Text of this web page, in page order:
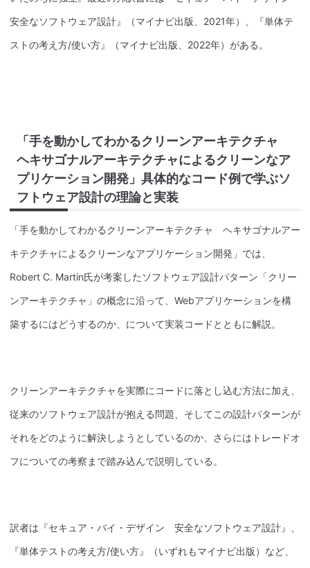
安全なソフトウェア設計』（マイナビ出版、2021年）、『単体テ
ストの考え方/使い方』（マイナビ出版、2022年）がある。
「手を動かしてわかるクリーンアーキテクチャ
ヘキサゴナルアーキテクチャによるクリーンなア
プリケーション開発」具体的なコード例で学ぶソ
フトウェア設計の理論と実装
「手を動かしてわかるクリーンアーキテクチャ ヘキサゴナルアー
キテクチャによるクリーンなアプリケーション開発」では、
Robert C. Martin氏が考案したソフトウェア設計パターン「クリー
ンアーキテクチャ」の概念に沿って、Webアプリケーションを構
築するにはどうするのか、について実装コードとともに解説。
クリーンアーキテクチャを実際にコードに落とし込む方法に加え、
従来のソフトウェア設計が抱える問題、そしてこの設計パターンが
それをどのように解決しようとしているのか、さらにはトレードオ
フについての考察まで踏み込んで説明している。
訳者は『セキュア・バイ・デザイン 安全なソフトウェア設計』、
『単体テストの考え方/使い方』（いずれもマイナビ出版）など、